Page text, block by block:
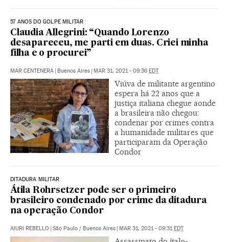
57 ANOS DO GOLPE MILITAR
Claudia Allegrini: “Quando Lorenzo
desapareceu, me parti em duas. Criei minha
filha e o procurei”
MAR CENTENERA Buenos Aires MAR 31, 2021 - 09:36 EDT
Viúva de militante argentino
espera há 22 anos que a
justiça italiana chegue aonde
a brasileira não chegou:
condenar por crimes contra
a humanidade militares que
participaram da Operação
Condor
DITADURA MILITAR
Átila Rohrsetzer pode ser o primeiro
brasileiro condenado por crime da ditadura
na operação Condor
AIURI REBELLO São Paulo / Buenos Aires MAR 31, 2021 - 09:31 EDT